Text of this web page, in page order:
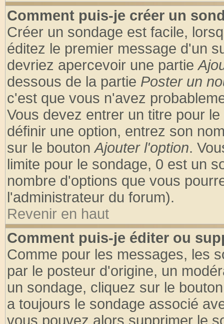
Comment puis-je créer un
Créer un sondage est facile,
éditez le premier message d'un
devriez apercevoir une partie
dessous de la partie Poster un
c'est que vous n'avez
Vous devez entrer un titre pour
définir une option, entrez son
sur le boutonAjouter l'option.
limite pour le sondage, 0 est un
nombre d'options que vous
l'administrateur du forum).
Revenir en haut
Comment puis-je éditer ou
Comme pour les messages, les
par le posteur d'origine, un
un sondage, cliquez sur le
a toujours le sondage associé
vous pouvez alors supprimer le